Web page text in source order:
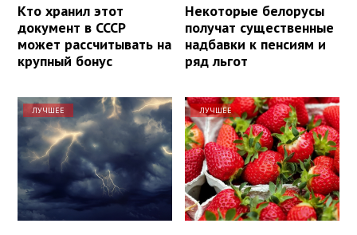
Кто хранил этот
документ в СССР
может рассчитывать на
крупный бонус
Некоторые белорусы
получат существенные
надбавки к пенсиям и
ряд льгот
ЛУЧШЕЕ ЛУЧШЕЕ